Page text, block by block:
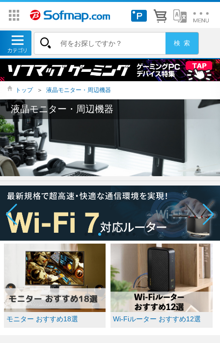
トップ ＞ 液晶モニター・周辺機器
液晶モニター・周辺機器
モニター おすすめ18選 Wi-Fiルーター おすすめ12選